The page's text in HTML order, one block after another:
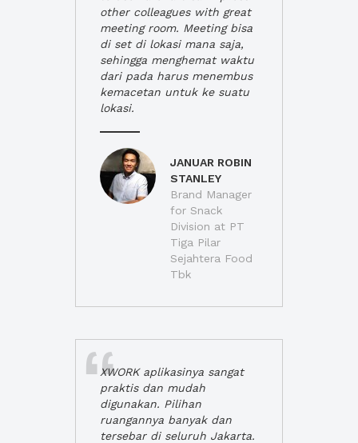
other colleagues with great
meeting room. Meeting bisa
di set di lokasi mana saja,
sehingga menghemat waktu
dari pada harus menembus
kemacetan untuk ke suatu
lokasi.
JANUAR ROBIN
STANLEY
Brand Manager
for Snack
Division at PT
Tiga Pilar
Sejahtera Food
Tbk
XWORK aplikasinya sangat
praktis dan mudah
digunakan. Pilihan
ruangannya banyak dan
tersebar di seluruh Jakarta.